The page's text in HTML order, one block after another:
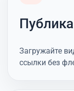
Загружайте
ссылки без